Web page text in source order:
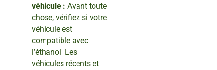
véhicule : Avant toute
chose, vérifiez si votre
véhicule est
compatible avec
l’éthanol. Les
véhicules récents et